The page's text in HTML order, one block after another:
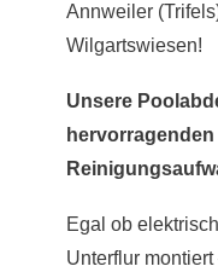
Annweiler
Wilgartswiesen!
Unsere
Egal ob
Unterflur